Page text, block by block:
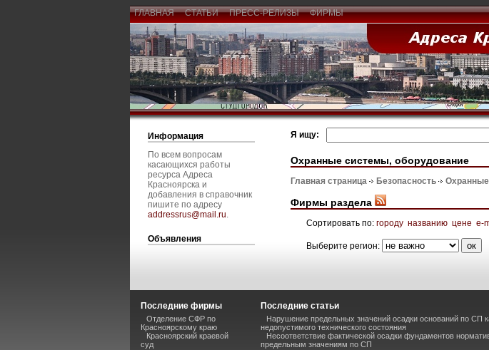
ГЛАВНАЯ СТАТЬИ ПРЕСС-РЕЛИЗЫ ФИРМЫ
Информация
По всем вопросам
касающихся работы
ресурса Адреса
Красноярска и
добавления в справочник
пишите по адресу
addressrus@mail.ru.
Объявления
Я ищу:
Охранные системы, оборудование
Главная страница Безопасность
Фирмы раздела
Сортировать по: городу названию цене e-
Выберите регион:
Последние фирмы
Отделение СФР по
Красноярскому краю
Красноярский краевой
суд
Последние статьи
Нарушение предельных значений осадки оснований по СП
недопустимого технического состояния
Несоответствие фактической осадки фундаментов
предельным значениям по СП